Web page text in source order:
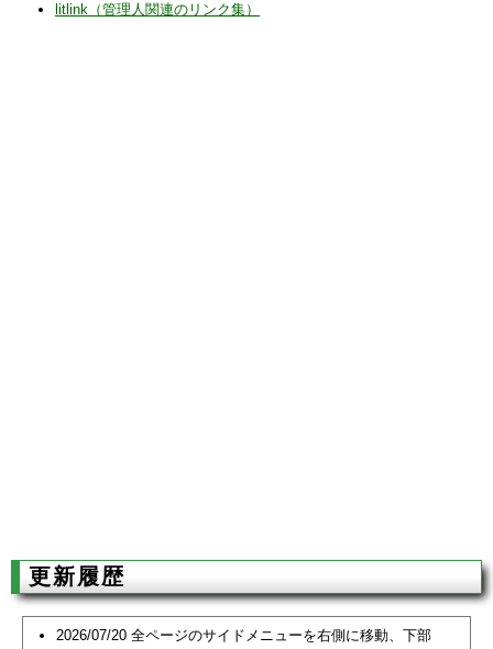
litlink（管理人関連のリンク集）
更新履歴
2026/07/20 全ページのサイドメニューを右側に移動、下部